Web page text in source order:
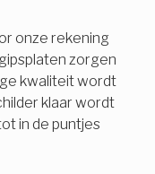
onze rekening
zorgen
kwaliteit wordt
klaar wordt
in de puntjes